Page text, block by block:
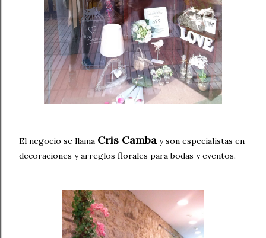
El negocio se llama Cris Camba y son especialistas en
decoraciones y arreglos florales para bodas y eventos.